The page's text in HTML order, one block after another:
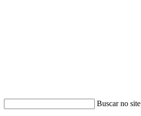
Buscar no site